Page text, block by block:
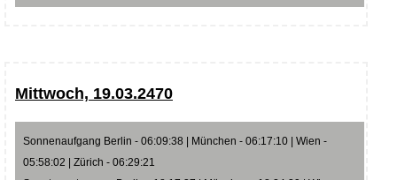
Mittwoch, 19.03.2470
Sonnenaufgang Berlin - 06:09:38 | München - 06:17:10 | Wien -
05:58:02 | Zürich - 06:29:21